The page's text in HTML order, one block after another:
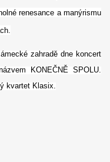
renesance a manýrismu
zahradě dne koncert
KONEČNĚ SPOLU.
kvartet Klasix.